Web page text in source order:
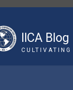
IICA Blog
CULTIVATING